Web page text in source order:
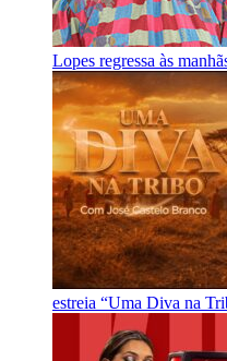
Lopes regressa às
estreia “Uma Diva na